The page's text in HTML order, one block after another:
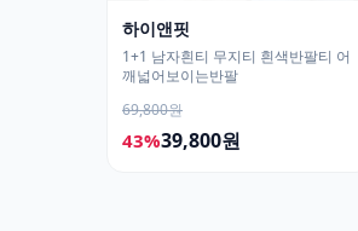
하이앤핏
1+1 남자흰티 무지티 흰색반팔티 어
깨넓어보이는반팔
69,800원
43%39,800원